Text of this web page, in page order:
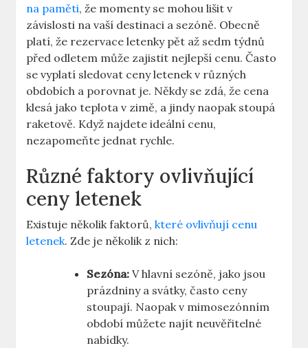
na paměti, že momenty se mohou lišit v
závislosti na vaší destinaci a sezóně. Obecně
platí, že rezervace letenky pět až sedm týdnů
před odletem může zajistit nejlepší cenu. Často
se vyplatí sledovat ceny letenek v různých
obdobích a porovnat je. Někdy se zdá, že cena
klesá jako teplota v zimě, a jindy naopak stoupá
raketově. Když najdete ideální cenu,
nezapomeňte jednat rychle.
Různé faktory ovlivňující
ceny letenek
Existuje několik faktorů,které ovlivňují cenu
letenek. Zde je několik z nich:
Sezóna: V hlavní sezóně, jako jsou
prázdniny a svátky, často ceny
stoupají. Naopak v mimosezónním
období můžete najít neuvěřitelné
nabídky.